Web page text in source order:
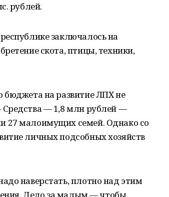
рублей.
заключалось на
скота, птицы, техники,
бюджета на развитие ЛПХ не
— 1,8 млн рублей —
27 малоимущих семей. Однако со
личных подсобных хозяйств
наверстать, плотно над этим